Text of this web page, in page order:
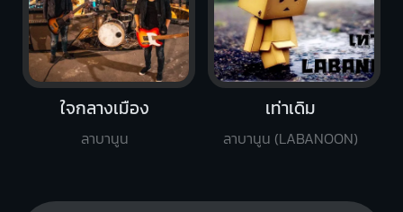
เท่าเดิม
ลาบานูน (LABANOON)
ใจกลางเมือง
ลาบานูน